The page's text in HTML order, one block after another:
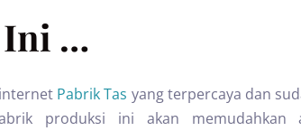
Ini …
Pabrik Tas yang terpercaya dan
produksi ini akan memudahkan